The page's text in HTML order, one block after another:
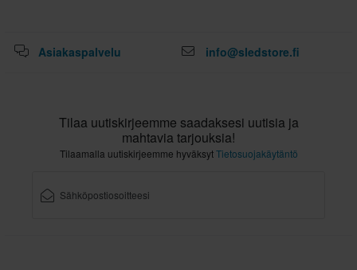
Asiakaspalvelu info@sledstore.fi
Tilaa uutiskirjeemme saadaksesi uutisia ja
mahtavia tarjouksia!
Tilaamalla uutiskirjeemme hyväksytTietosuojakäytäntö